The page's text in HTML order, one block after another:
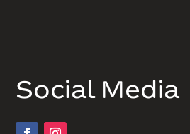
Social Media